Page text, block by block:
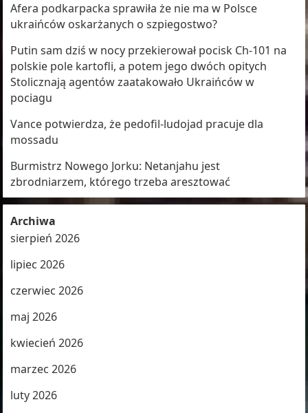
Afera podkarpacka sprawiła że nie ma w Polsce
ukraińców oskarżanych o szpiegostwo?
Putin sam dziś w nocy przekierował pocisk Ch-101 na
polskie pole kartofli, a potem jego dwóch opitych
Stolicznają agentów zaatakowało Ukraińców w
pociagu
Vance potwierdza, że pedofil-ludojad pracuje dla
mossadu
Burmistrz Nowego Jorku: Netanjahu jest
zbrodniarzem, którego trzeba aresztować
Archiwa
sierpień 2026
lipiec 2026
czerwiec 2026
maj 2026
kwiecień 2026
marzec 2026
luty 2026